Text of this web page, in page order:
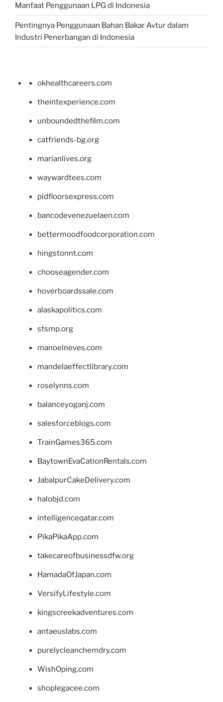
Manfaat Penggunaan LPG di Indonesia
Pentingnya Penggunaan Bahan Bakar Avtur dalam
Industri Penerbangan di Indonesia
okhealthcareers.com
theintexperience.com
unboundedthefilm.com
catfriends-bg.org
marianlives.org
waywardtees.com
pidfloorsexpress.com
bancodevenezuelaen.com
bettermoodfoodcorporation.com
hingstonnt.com
chooseagender.com
hoverboardssale.com
alaskapolitics.com
stsmp.org
manoelneves.com
mandelaeffectlibrary.com
roselynns.com
balanceyoganj.com
salesforceblogs.com
TrainGames365.com
BaytownEvaCationRentals.com
JabalpurCakeDelivery.com
halobjd.com
intelligenceqatar.com
PikaPikaApp.com
takecareofbusinessdfw.org
HamadaOfJapan.com
VersifyLifestyle.com
kingscreekadventures.com
antaeuslabs.com
purelycleanchemdry.com
WishOping.com
shoplegacee.com